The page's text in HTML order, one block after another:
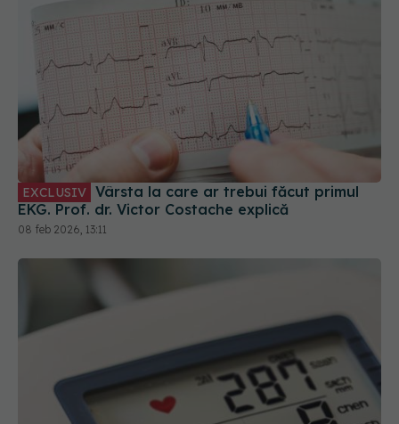
EXCLUSIV
EKG. Prof. dr. Victor Costache explică
08 feb 2026, 13:11